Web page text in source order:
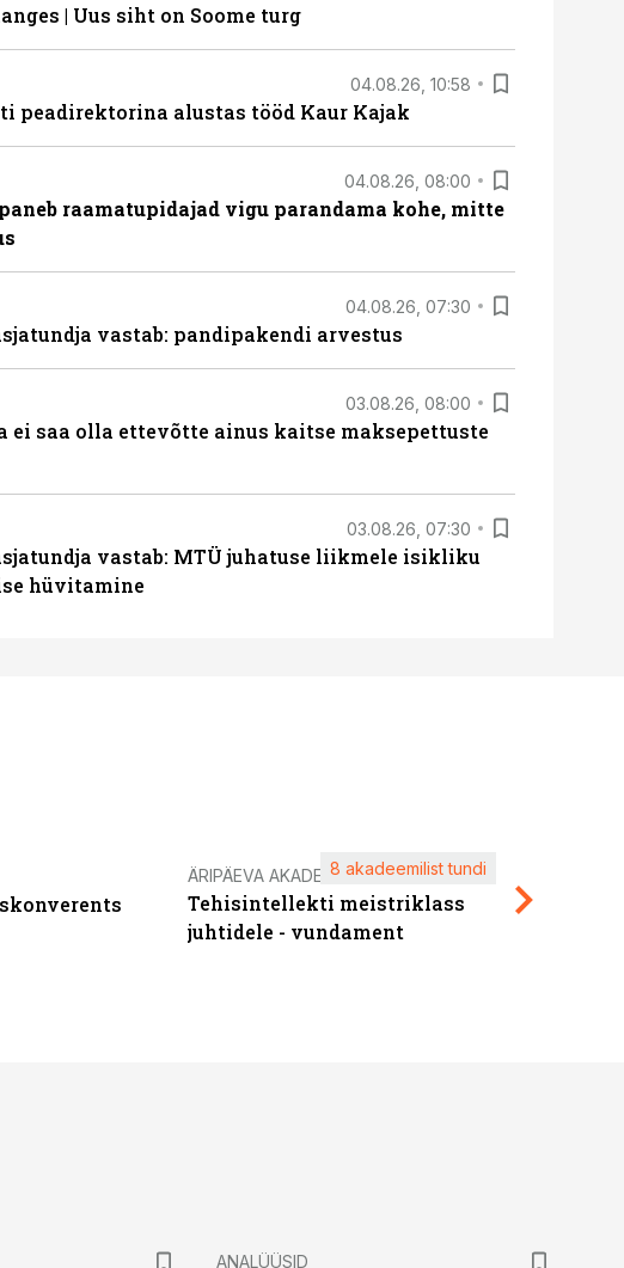
| Uus siht on Soome turg
04.08.26, 10:58
peadirektorina alustas tööd Kaur Kajak
04.08.26, 08:00
raamatupidajad vigu parandama kohe, mitte
04.08.26, 07:30
vastab: pandipakendi arvestus
03.08.26, 08:00
ei saa olla ettevõtte ainus kaitse maksepettuste
03.08.26, 07:30
vastab: MTÜ juhatuse liikmele isikliku
hüvitamine
ÄRIPÄEVA AKADEEMIA
Tehisintellekti meistriklass
juhtidele - vundament
8 akadeemilist tundi
ANALÜÜSID